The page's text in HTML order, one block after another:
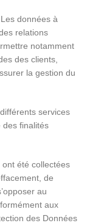
données à
relations
notamment
des clients,
la gestion du
services
des finalités
été collectées
de
au
aux
des Données